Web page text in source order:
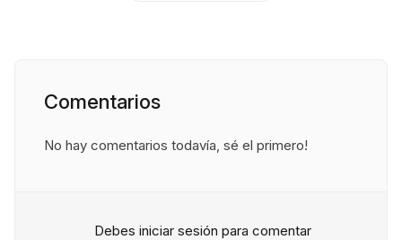
Comentarios
No hay comentarios todavía, sé el primero!
Debes iniciar sesión para comentar